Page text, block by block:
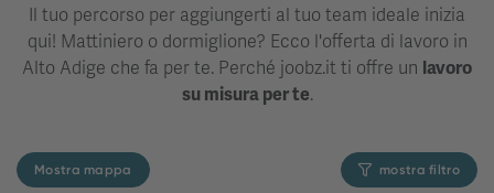
Il tuo percorso per aggiungerti al tuo team ideale inizia
qui! Mattiniero o dormiglione? Ecco l'offerta di lavoro in
Alto Adige che fa per te. Perché joobz.it ti offre un lavoro
su misura per te.
Mostra mappa mostra filtro